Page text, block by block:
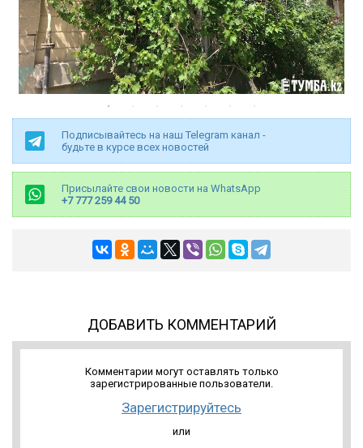
Подписывайтесь на наш Telegram канал -
будьте в курсе всех новостей
Присылайте свои новости на WhatsApp
+7 777 259 44 50
ДОБАВИТЬ КОММЕНТАРИЙ
Комментарии могут оставлять только
зарегистрированные пользователи.
Зарегистрируйтесь
или